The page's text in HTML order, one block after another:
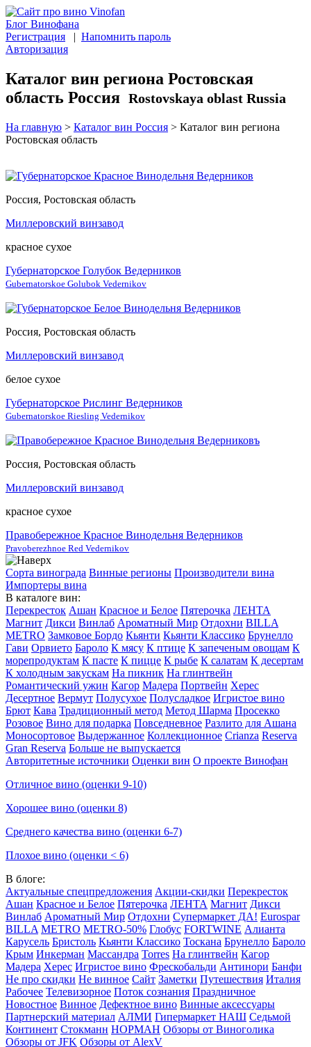
Блог Винофана
Регистрация | Напомнить пароль
Авторизация
Каталог вин региона Ростовская
область Россия Rostovskaya oblast Russia
На главную > Каталог вин Россия > Каталог вин региона
Ростовская область
Россия, Ростовская область
Миллеровский винзавод
красное сухое
Губернаторское Голубок Ведерников
Gubernatorskoe Golubok Vedernikov
Россия, Ростовская область
Миллеровский винзавод
белое сухое
Губернаторское Рислинг Ведерников
Gubernatorskoe Riesling Vedernikov
Россия, Ростовская область
Миллеровский винзавод
красное сухое
Правобережное Красное Винодельня Ведерников
Pravoberezhnoe Red Vedernikov
Сорта винограда Винные регионы Производители вина
Импортеры вина
В каталоге вин:
Перекресток Ашан Красное и Белое Пятерочка ЛЕНТА
Магнит Дикси Винлаб Ароматный Мир Отдохни BILLA
METRO Замковое Бордо Кьянти Кьянти Классико Брунелло
Гави Орвието Бароло К мясу К птице К запеченым овощам К
морепродуктам К пасте К пицце К рыбе К салатам К десертам
К холодным закускам На пикник На глинтвейн
Романтический ужин Кагор Мадера Портвейн Херес
Десертное Вермут Полусухое Полусладкое Игристое вино
Брют Кава Традиционный метод Метод Шарма Просекко
Розовое Вино для подарка Повседневное Разлито для Ашана
Моносортовое Выдержанное Коллекционное Crianza Reserva
Gran Reserva Больше не выпускается
Авторитетные источники Оценки вин О проекте Винофан
Отличное вино (оценки 9-10)
Хорошее вино (оценки 8)
Среднего качества вино (оценки 6-7)
Плохое вино (оценки < 6)
В блоге:
Актуальные спецпредложения Акции-скидки Перекресток
Ашан Красное и Белое Пятерочка ЛЕНТА Магнит Дикси
Винлаб Ароматный Мир Отдохни Супермаркет ДА! Eurospar
BILLA METRO METRO-50% Глобус FORTWINE Алианта
Карусель Бристоль Кьянти Классико Тоскана Брунелло Бароло
Крым Инкерман Массандра Torres На глинтвейн Кагор
Мадера Херес Игристое вино Фрескобальди Антинори Банфи
Не про скидки Не винное Сайт Заметки Путешествия Италия
Рабочее Телевизорное Поток сознания Праздничное
Новостное Винное Дефектное вино Винные аксессуары
Партнерский материал АЛМИ Гипермаркет НАШ Седьмой
Континент Стокманн НОРМАН Обзоры от Виноголика
Обзоры от JFK Обзоры от AlexV